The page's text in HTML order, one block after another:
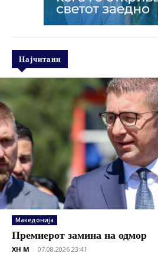
Најчитани
Македонија
Премиерот замина на одмор
XH M - 07.08.2026 23:41